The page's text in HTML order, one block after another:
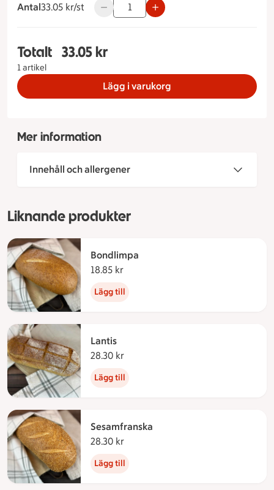
Antal
33.05 kronor styck
33.05 kr/st Använd knapparna för att minska eller
Totalt
1 artikel
Totalt 1 stycken Levainbröd, 33.05 kronor
33.05 kr
Lägg i varukorg
Mer information
Innehåll och allergener
Liknande produkter
Bondlimpa
18.85 kr
Lägg till
Lantis
28.30 kr
Lägg till
Sesamfranska
28.30 kr
Lägg till